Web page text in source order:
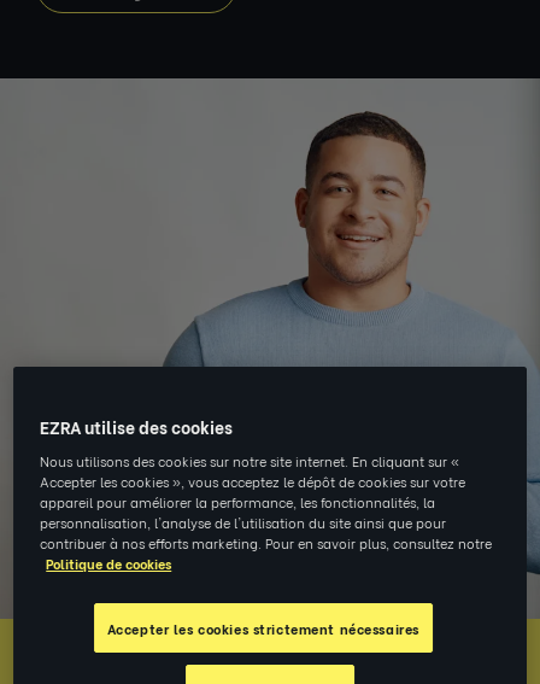
EZRA utilise des cookies
Nous utilisons des cookies sur notre site internet. En cliquant sur «
Accepter les cookies », vous acceptez le dépôt de cookies sur votre
appareil pour améliorer la performance, les fonctionnalités, la
personnalisation, l'analyse de l'utilisation du site ainsi que pour
contribuer à nos efforts marketing. Pour en savoir plus, consultez notre
Politique de cookies
Accepter les cookies strictement nécessaires